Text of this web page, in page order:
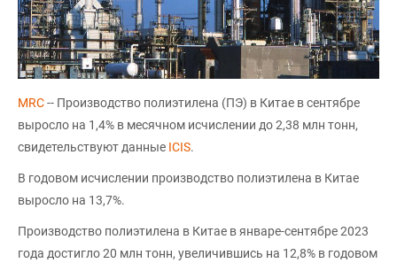
MRC-- Производство полиэтилена (ПЭ) в Китае в сентябре
выросло на 1,4% в месячном исчислении до 2,38 млн тонн,
свидетельствуют данные ICIS.
В годовом исчислении производство полиэтилена в Китае
выросло на 13,7%.
Производство полиэтилена в Китае в январе-сентябре 2023
года достигло 20 млн тонн, увеличившись на 12,8% в годовом